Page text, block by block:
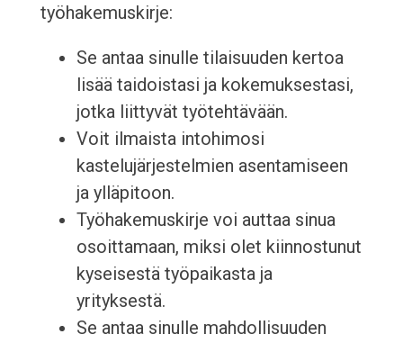
työhakemuskirje:
Se antaa sinulle tilaisuuden kertoa
lisää taidoistasi ja kokemuksestasi,
jotka liittyvät työtehtävään.
Voit ilmaista intohimosi
kastelujärjestelmien asentamiseen
ja ylläpitoon.
Työhakemuskirje voi auttaa sinua
osoittamaan, miksi olet kiinnostunut
kyseisestä työpaikasta ja
yrityksestä.
Se antaa sinulle mahdollisuuden